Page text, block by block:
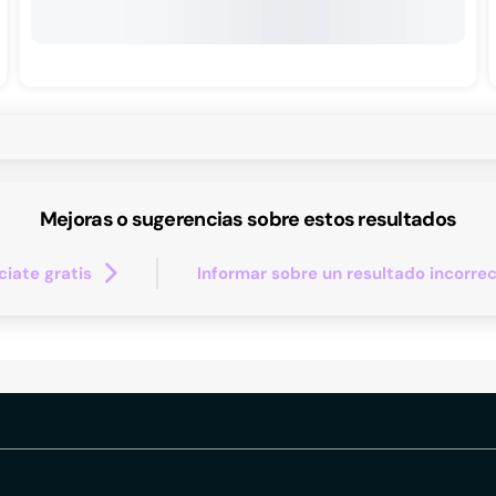
Mejoras o sugerencias sobre estos resultados
gratis Informar sobre un resultado